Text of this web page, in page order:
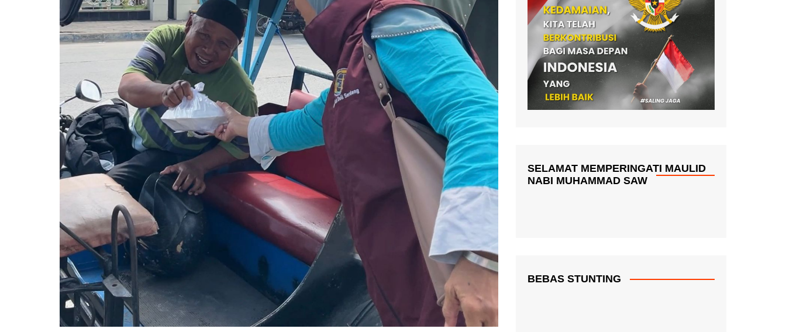
SELAMAT MEMPERINGATI MAULID
NABI MUHAMMAD SAW
BEBAS STUNTING